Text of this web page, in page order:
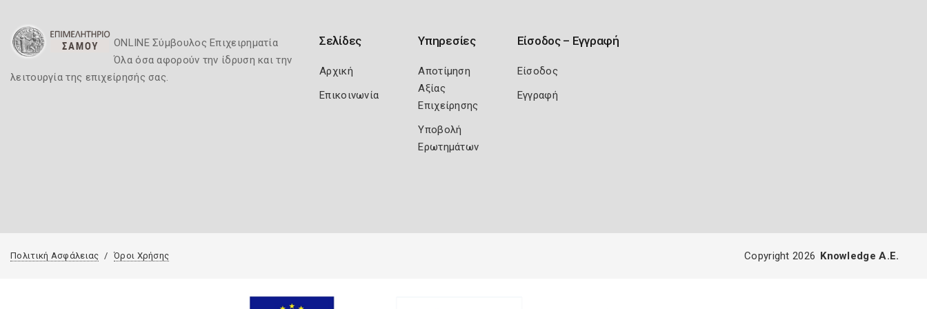
ONLINE Σύμβουλος Επιχειρηματία
Όλα όσα αφορούν την ίδρυση και την
λειτουργία της επιχείρησής σας.
Σελίδες
Αρχική
Επικοινωνία
Υπηρεσίες
Αποτίμηση
Αξίας
Επιχείρησης
Υποβολή
Ερωτημάτων
Είσοδος – Εγγραφή
Είσοδος
Εγγραφή
Πολιτική Ασφάλειας Όροι Χρήσης Copyright 2026 Knowledge A.E.